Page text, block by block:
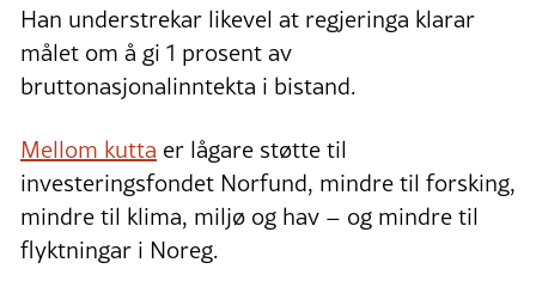
Han understrekar likevel at regjeringa klarar
målet om å gi 1 prosent av
bruttonasjonalinntekta i bistand.
Mellom kutta er lågare støtte til
investeringsfondet Norfund, mindre til forsking,
mindre til klima, miljø og hav – og mindre til
flyktningar i Noreg.